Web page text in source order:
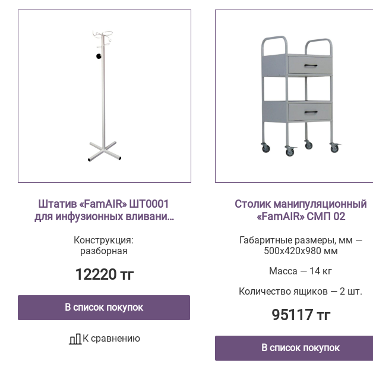
Штатив «FamAIR» ШТ0001
для инфузионных вливаний
Конструкция:
разборная
12220 тг
В список покупок
К сравнению
Столик манипуляционный
«FamAIR» СМП 02
Габаритные размеры, мм —
500х420х980 мм
Масса — 14 кг
Количество ящиков — 2 шт.
95117 тг
В список покупок